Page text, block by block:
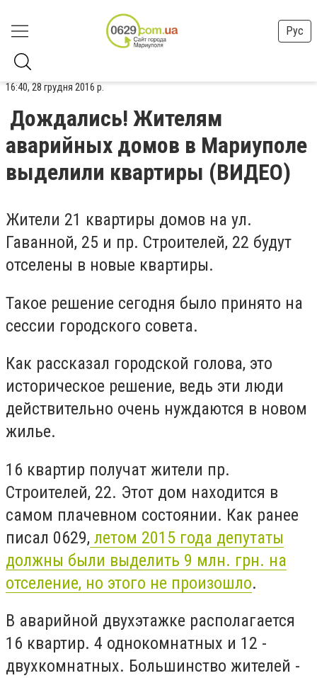
Рус
16:40, 28 грудня 2016 р.
Дождались! Жителям
аварийных домов в Мариуполе
выделили квартиры (ВИДЕО)
Жители 21 квартиры домов на ул.
Гаванной, 25 и пр. Строителей, 22 будут
отселены в новые квартиры.
Такое решение сегодня было принято на
сессии городского совета.
Как рассказал городской голова, это
историческое решение, ведь эти люди
действительно очень нуждаются в новом
жилье.
16 квартир получат жители пр.
Строителей, 22. Этот дом находится в
самом плачевном состоянии. Как ранее
писал 0629, летом 2015 года депутаты
должны были выделить 9 млн. грн. на
отселение, но этого не произошло.
В аварийной двухэтажке располагается
16 квартир. 4 однокомнатных и 12 -
двухкомнатных. Большинство жителей -